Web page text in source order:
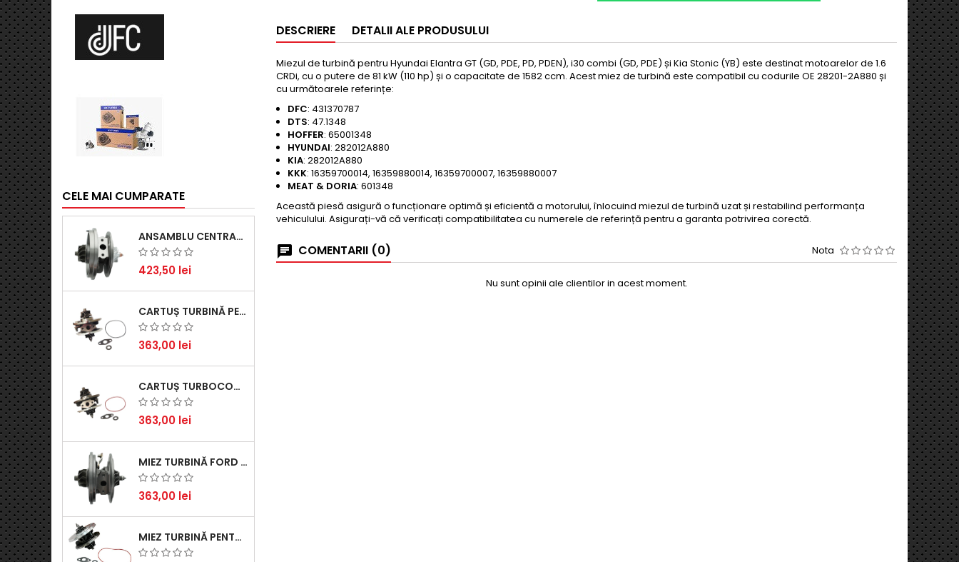
CELE MAI CUMPARATE
ANSAMBLU CENTRAL TURBINĂ PENTRU BMW SERIA 3, SERIA 5 ȘI X3 - PERFORMANȚĂ ȘI FIABILITATE
423,50 lei
CARTUȘ TURBINĂ PENTRU AUDI A4, A6, SKODA SUPERB ȘI VW PASSAT, MOTOR DIESEL 1.9 TDI
363,00 lei
CARTUȘ TURBOCOMPRESOR PENTRU VW, AUDI, SEAT, SKODA - MOTOR DIESEL 2.0 TDI
363,00 lei
MIEZ TURBINĂ FORD TRANSIT 2.2 TDCI (2007-2016)
363,00 lei
MIEZ TURBINĂ PENTRU CITROËN, FORD, MAZDA, MINI, PEUGEOT ȘI VOLVO - MOTORIZĂRI 1.6 HDI ȘI 1.6 D
DESCRIERE DETALII ALE PRODUSULUI
Miezul de turbină pentru Hyundai Elantra GT (GD, PDE, PD, PDEN), i30 combi (GD, PDE) și Kia Stonic (YB) este destinat motoarelor de 1.6
CRDi, cu o putere de 81 kW (110 hp) și o capacitate de 1582 ccm. Acest miez de turbină este compatibil cu codurile OE 28201-2A880 și
cu următoarele referințe:
DFC: 431370787
DTS: 47.1348
HOFFER: 65001348
HYUNDAI: 282012A880
KIA: 282012A880
KKK: 16359700014, 16359880014, 16359700007, 16359880007
MEAT & DORIA: 601348
Această piesă asigură o funcționare optimă și eficientă a motorului, înlocuind miezul de turbină uzat și restabilind performanța
vehiculului. Asigurați-vă că verificați compatibilitatea cu numerele de referință pentru a garanta potrivirea corectă.
COMENTARII (0) Nota
Nu sunt opinii ale clientilor in acest moment.